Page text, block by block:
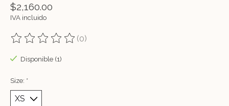
$2,160.00
IVA incluido
The rating of this product is
(0)
Disponible (1)
Size: *